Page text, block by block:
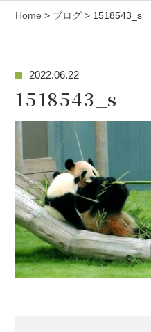
Home > ブログ > 1518543_s
2022.06.22
1518543_s